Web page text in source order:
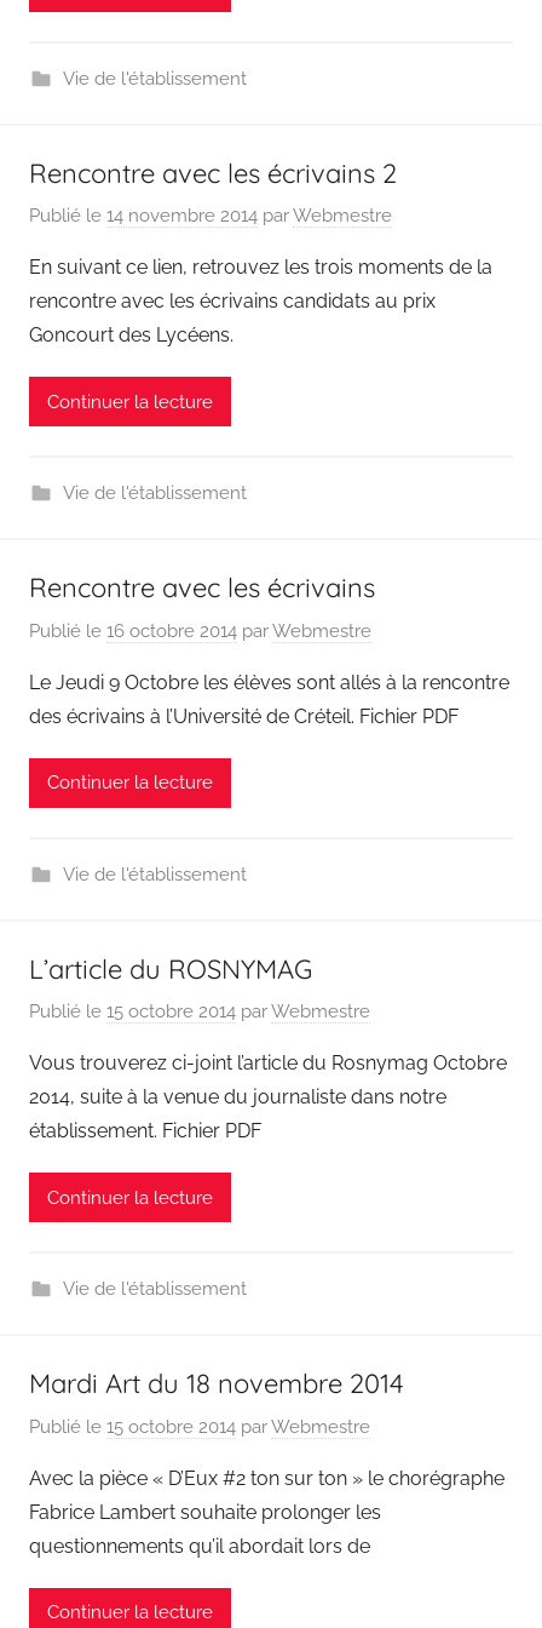
Vie de l'établissement
Rencontre avec les écrivains 2
Publié le 14 novembre 2014 parWebmestre
En suivant ce lien, retrouvez les trois moments de la
rencontre avec les écrivains candidats au prix
Goncourt des Lycéens.
Continuer la lecture
Vie de l'établissement
Rencontre avec les écrivains
Publié le 16 octobre 2014 parWebmestre
Le Jeudi 9 Octobre les élèves sont allés à la rencontre
des écrivains à l’Université de Créteil. Fichier PDF
Continuer la lecture
Vie de l'établissement
L’article du ROSNYMAG
Publié le 15 octobre 2014 parWebmestre
Vous trouverez ci-joint l’article du Rosnymag Octobre
2014, suite à la venue du journaliste dans notre
établissement. Fichier PDF
Continuer la lecture
Vie de l'établissement
Mardi Art du 18 novembre 2014
Publié le 15 octobre 2014 parWebmestre
Avec la pièce « D’Eux #2 ton sur ton » le chorégraphe
Fabrice Lambert souhaite prolonger les
questionnements qu’il abordait lors de
Continuer la lecture